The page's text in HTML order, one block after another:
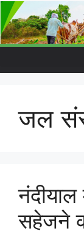
जल
सहेजने